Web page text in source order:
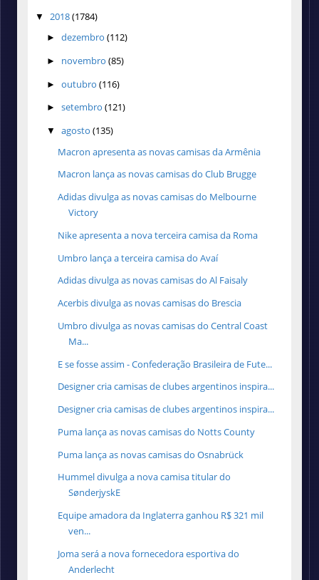
▼ 2018(1784)
► dezembro (112)
► novembro (85)
► outubro (116)
► setembro (121)
▼ agosto (135)
Macron apresenta as novas camisas da Armênia
Macron lança as novas camisas do Club Brugge
Adidas divulga as novas camisas do Melbourne
Victory
Nike apresenta a nova terceira camisa da Roma
Umbro lança a terceira camisa do Avaí
Adidas divulga as novas camisas do Al Faisaly
Acerbis divulga as novas camisas do Brescia
Umbro divulga as novas camisas do Central Coast
Ma...
E se fosse assim - Confederação Brasileira de Fute...
Designer cria camisas de clubes argentinos inspira...
Designer cria camisas de clubes argentinos inspira...
Puma lança as novas camisas do Notts County
Puma lança as novas camisas do Osnabrück
Hummel divulga a nova camisa titular do
SønderjyskE
Equipe amadora da Inglaterra ganhou R$ 321 mil
ven...
Joma será a nova fornecedora esportiva do
Anderlecht